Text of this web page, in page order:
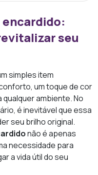
seu
simples item
um toque de cor
ambiente. No
é inevitável que essa
seu brilho original.
não é apenas
necessidade para
a vida útil do seu